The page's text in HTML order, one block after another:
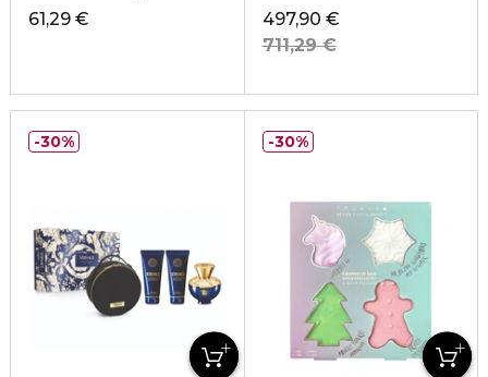
61,29 €
497,90 €
711,29 €
30% 30%